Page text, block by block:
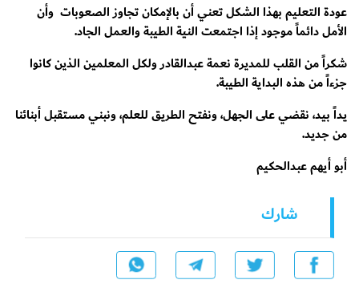
عودة التعليم بهذا الشكل تعني أن بالإمكان تجاوز الصعوبات وأن
الأمل دائماً موجود إذا اجتمعت النية الطيبة والعمل الجاد.
شكراً من القلب للمديرة نعمة عبدالقادر ولكل المعلمين الذين كانوا
جزءاً من هذه البداية الطيبة.
يداً بيد، نقضي على الجهل، ونفتح الطريق للعلم، ونبني مستقبل أبنائنا
من جديد.
أبو أيهم عبدالحكيم
شارك